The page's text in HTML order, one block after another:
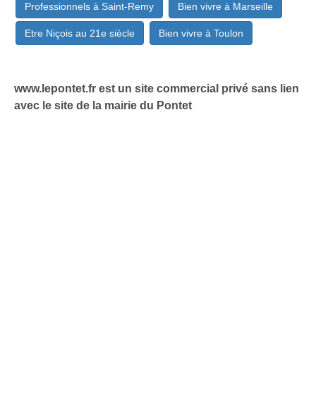
Professionnels à Saint-Remy Bien vivre à Marseille
Etre Niçois au 21e siècle Bien vivre à Toulon
www.lepontet.fr est un site commercial privé sans lien
avec le site de la mairie du Pontet